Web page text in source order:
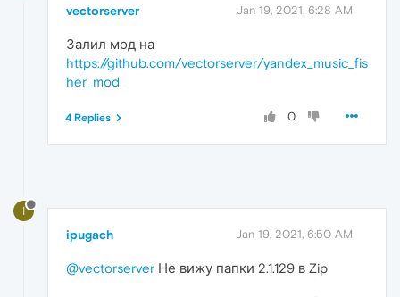
vectorserver Jan 19, 2021, 6:28 AM
Залил мод на
https://github.com/vectorserver/yandex_music_fis
her_mod
0
4 Replies
I
ipugach Jan 19, 2021, 6:50 AM
@vectorserver Не вижу папки 2.1.129 в Zip